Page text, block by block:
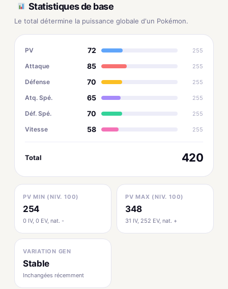
Statistiques de base
Le total détermine la puissance globale d'un Pokémon.
PV 72 255
Attaque 85 255
Défense 70 255
Atq. Spé. 65 255
Déf. Spé. 70 255
Vitesse 58 255
Total 420
PV MIN (NIV. 100)
254
0 IV, 0 EV, nat. -
PV MAX (NIV. 100)
348
31 IV, 252 EV, nat. +
VARIATION GEN
Stable
Inchangées récemment